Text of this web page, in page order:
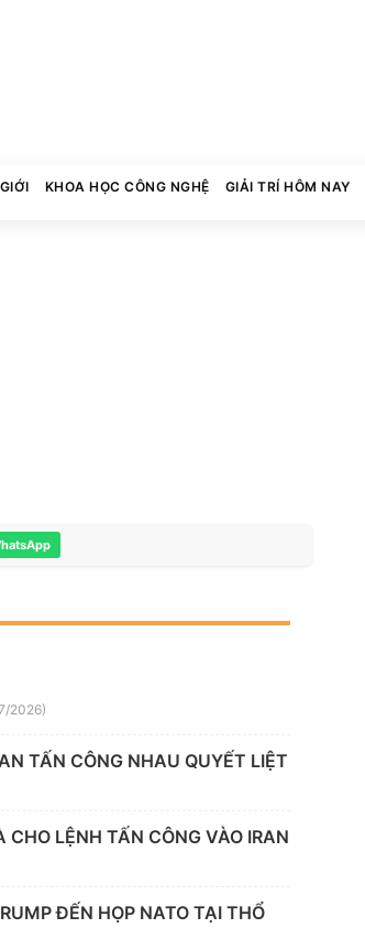
KHOA HỌC CÔNG NGHỆ GIẢI TRÍ HÔM NAY
2026)
TẤN CÔNG NHAU QUYẾT LIỆT
LỆNH TẤN CÔNG VÀO IRAN
ĐẾN HỌP NATO TẠI THỔ